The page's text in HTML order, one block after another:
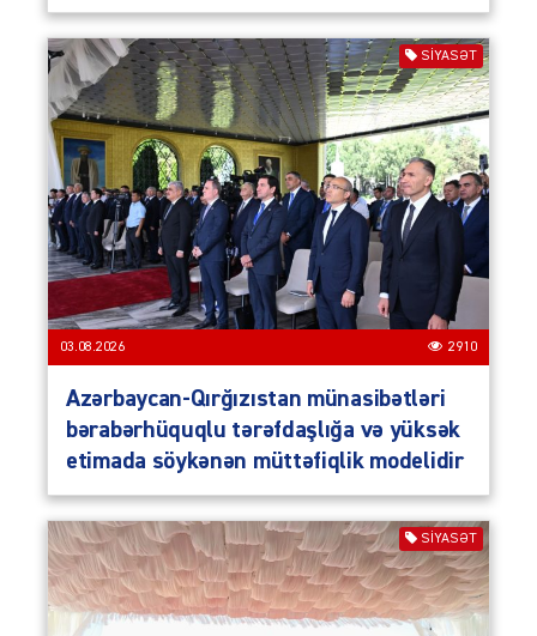
SIYASƏT
03.08.2026 2910
Azərbaycan-Qırğızıstan münasibətləri
bərabərhüquqlu tərəfdaşlığa və yüksək
etimada söykənən müttəfiqlik modelidir
SIYASƏT